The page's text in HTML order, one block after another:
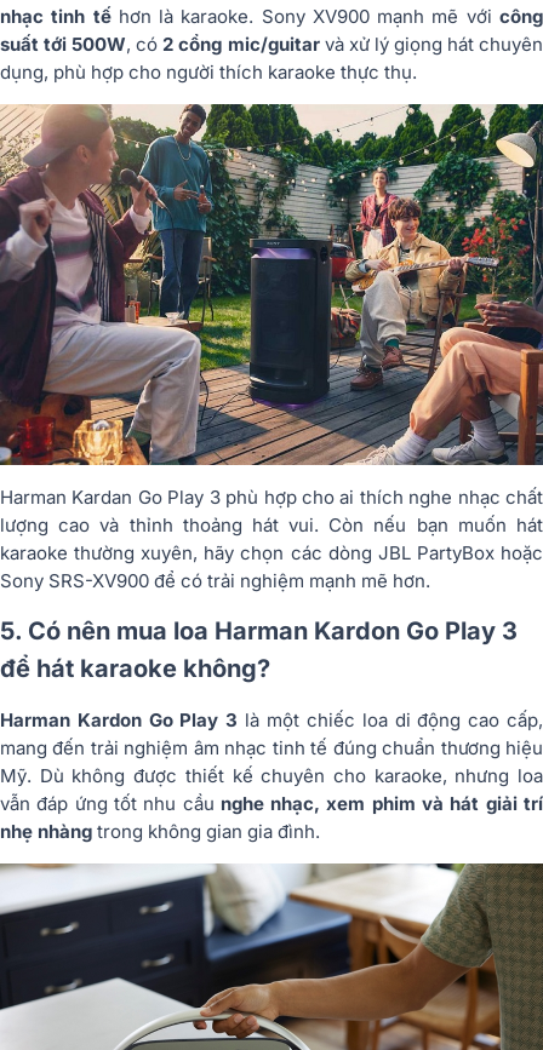
nhạc tinh tếhơn là karaoke. Sony XV900 mạnh mẽ vớicông
suất tới 500W, có 2 cổng mic/guitarvà xử lý giọng hát chuyên
dụng, phù hợp cho người thích karaoke thực thụ.
Harman Kardan Go Play 3 phù hợp cho ai thích nghe nhạc chất
lượng cao và thỉnh thoảng hát vui. Còn nếu bạn muốn hát
karaoke thường xuyên, hãy chọn các dòng JBL PartyBox hoặc
Sony SRS-XV900 để có trải nghiệm mạnh mẽ hơn.
5. Có nên mua loa Harman Kardon Go Play 3
để hát karaoke không?
Harman Kardon Go Play 3 là một chiếc loa di động cao cấp,
mang đến trải nghiệm âm nhạc tinh tế đúng chuẩn thương hiệu
Mỹ. Dù không được thiết kế chuyên cho karaoke, nhưng loa
vẫn đáp ứng tốt nhu cầu nghe nhạc, xem phim và hát giải trí
nhẹ nhàng trong không gian gia đình.